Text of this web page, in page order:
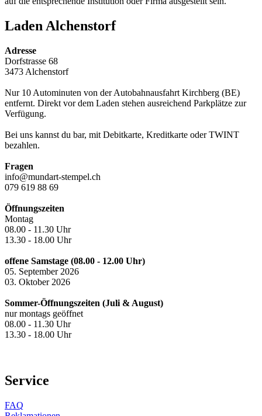
Laden Alchenstorf
Adresse
Dorfstrasse 68
3473 Alchenstorf
Nur 10 Autominuten von der Autobahnausfahrt Kirchberg (BE)
entfernt. Direkt vor dem Laden stehen ausreichend Parkplätze zur
Verfügung.
Bei uns kannst du bar, mit Debitkarte, Kreditkarte oder TWINT
bezahlen.
Fragen
info@mundart-stempel.ch
079 619 88 69
Öffnungszeiten
Montag
08.00 - 11.30 Uhr
13.30 - 18.00 Uhr
offene Samstage (08.00 - 12.00 Uhr)
05. September 2026
03. Oktober 2026
Sommer-Öffnungszeiten (Juli & August)
nur montags geöffnet
08.00 - 11.30 Uhr
13.30 - 18.00 Uhr
Service
FAQ